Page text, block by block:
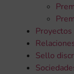
Proyectos
Sello